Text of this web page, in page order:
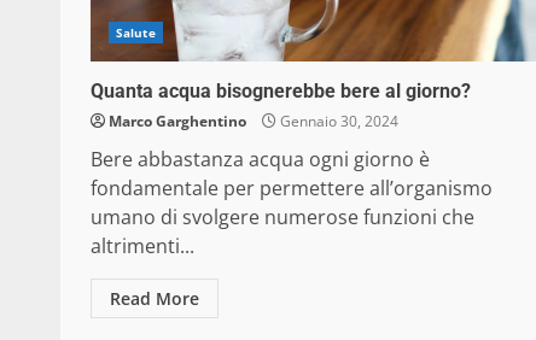
Salute
Quanta acqua bisognerebbe bere al giorno?
Marco Garghentino Gennaio 30, 2024
Bere abbastanza acqua ogni giorno è
fondamentale per permettere all’organismo
umano di svolgere numerose funzioni che
altrimenti...
Read More